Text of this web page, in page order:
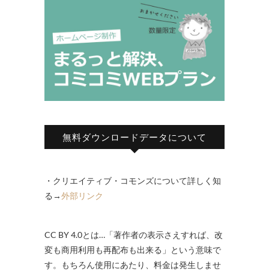
無料ダウンロードデータについて
・クリエイティブ・コモンズについて詳しく知
る→外部リンク
CC BY 4.0とは…「著作者の表示さえすれば、改
変も商用利用も再配布も出来る」という意味で
す。もちろん使用にあたり、料金は発生しませ